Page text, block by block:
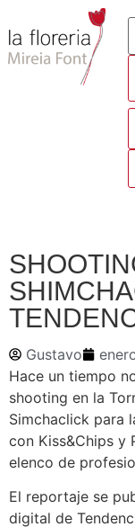
Gustavo
Hace un tiempo
shooting en la
Simchaclick para
con Kiss&Chips y
elenco de
El reportaje se
digital de